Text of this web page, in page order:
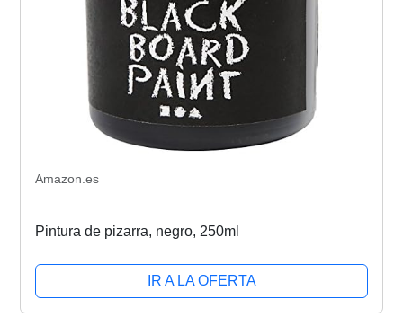
Amazon.es
Pintura de pizarra, negro, 250ml
IR A LA OFERTA